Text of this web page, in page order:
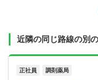
近隣の同じ路線の別
正社員 調剤薬局